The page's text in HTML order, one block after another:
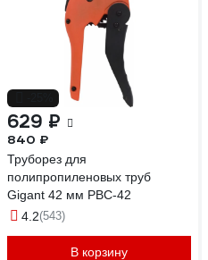
629 ₽
840 ₽
Труборез для
полипропиленовых труб
Gigant 42 мм PBC-42
4.2(543)
В корзину